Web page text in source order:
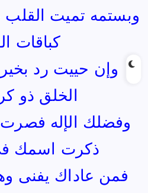
وبستمه تميت
كباقات
وإن حييت رد
الخلق ذو
وفضلك الإله فصرت
ذكرت اسمك
فمن عاداك يفنى